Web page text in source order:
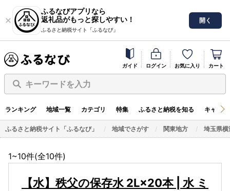
ふるなびアプリなら
返礼品がもっと探しやすい！
ふるさと納税サイト「ふるなび」
開く
ガイド ログイン お気に入り カート
キーワードを入力
ランキング 地域一覧 カテゴリ 特集 ふるさと納税を知る キャン
ふるさと納税サイト「ふるなび」 地域でさがす 関東地方 埼玉県横
1~10件(全10件)
【水】秩父の保存水 2L×20本 | 水 ミ